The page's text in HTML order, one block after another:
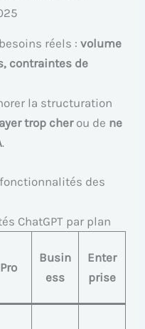
réels :volume
contraintes de
la structuration
trop cherou de ne
.
des
ChatGPT par plan
Pro
Busin
ess
Enter
prise